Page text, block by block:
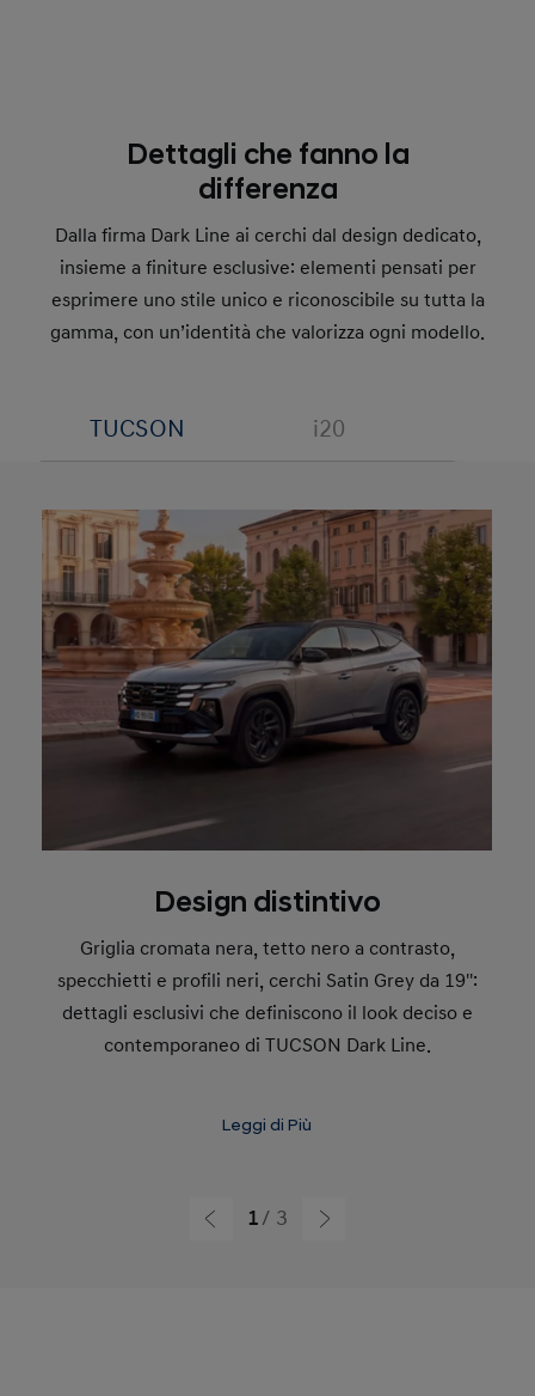
Dettagli che fanno la
differenza
Dalla firma Dark Line ai cerchi dal design dedicato,
insieme a finiture esclusive: elementi pensati per
esprimere uno stile unico e riconoscibile su tutta la
gamma, con un’identità che valorizza ogni modello.
TUCSON i20
Design distintivo
Griglia cromata nera, tetto nero a contrasto,
specchietti e profili neri, cerchi Satin Grey da 19'':
dettagli esclusivi che definiscono il look deciso e
contemporaneo di TUCSON Dark Line.
Leggi di Più
1 3